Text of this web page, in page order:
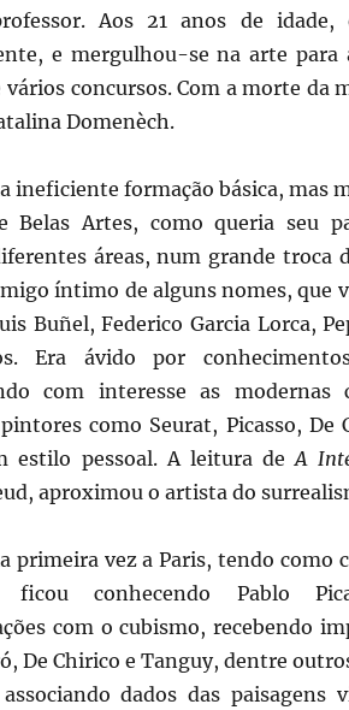
Aos 21 anos de
e mergulhou-se na arte para
concursos. Com a morte da
Domenèch.
ineficiente formação básica, mas
Belas Artes, como queria seu
áreas, num grande troca
íntimo de alguns nomes, que
Buñel, Federico Garcia Lorca,
Era ávido por
com interesse as modernas
como Seurat, Picasso, De
estilo pessoal. A leitura deA
aproximou o artista do
primeira vez a Paris, tendo como
conhecendo Pablo
com o cubismo, recebendo
De Chirico e Tanguy, dentre
dados das paisagens